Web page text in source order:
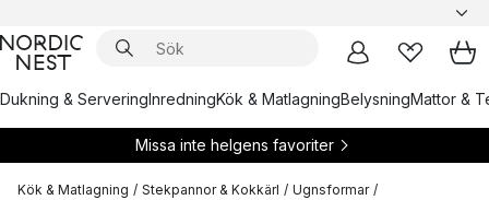
Dukning & ServeringInredningKök & MatlagningBelysningMattor &
Missa inte helgens favoriter
Kök & Matlagning / Stekpannor & Kokkärl / Ugnsformar /